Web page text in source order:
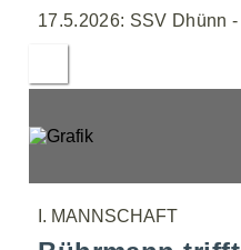
17.5.2026: SSV Dhünn
I. MANNSCHAFT